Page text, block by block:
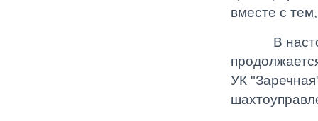
вместе с
В
УК